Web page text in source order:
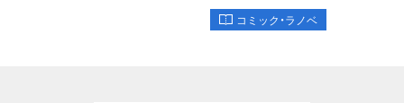
コミック・ラノベ